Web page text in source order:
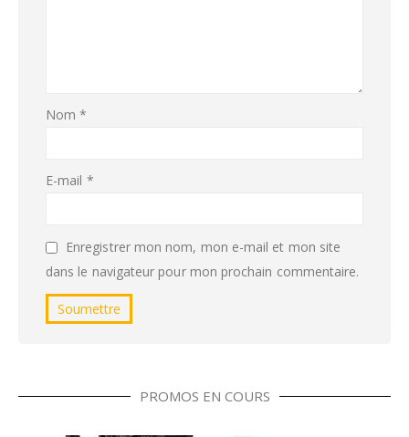
Nom*
E-mail *
Enregistrer mon nom, mon e-mail et mon site
dans le navigateur pour mon prochain commentaire.
PROMOS EN COURS